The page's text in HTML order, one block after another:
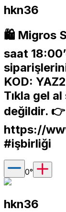
hkn36
🛍️ Migros
saat
KOD:
Tıkla gel
değildir. 👉
https://
#işbirliği
0°
hkn36